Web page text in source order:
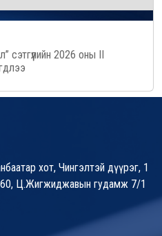
сэтгүүлийн 2026 оны II
хот, Чингэлтэй дүүрэг, 1
Ц.Жигжиджавын гудамж 7/1